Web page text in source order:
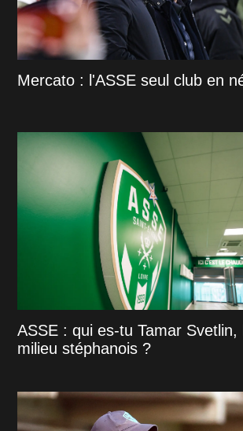
Mercato : l'ASSE seul club en
ASSE : qui es-tu Tamar Svetlin,
milieu stéphanois ?